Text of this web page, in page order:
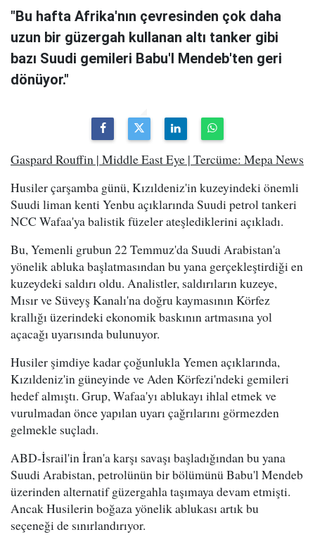
"Bu hafta Afrika'nın çevresinden çok daha
uzun bir güzergah kullanan altı tanker gibi
bazı Suudi gemileri Babu'l Mendeb'ten geri
dönüyor."
Gaspard Rouffin | Middle East Eye | Tercüme: Mepa News
Husiler çarşamba günü, Kızıldeniz'in kuzeyindeki önemli
Suudi liman kenti Yenbu açıklarında Suudi petrol tankeri
NCC Wafaa'ya balistik füzeler ateşlediklerini açıkladı.
Bu, Yemenli grubun 22 Temmuz'da Suudi Arabistan'a
yönelik abluka başlatmasından bu yana gerçekleştirdiği en
kuzeydeki saldırı oldu. Analistler, saldırıların kuzeye,
Mısır ve Süveyş Kanalı'na doğru kaymasının Körfez
krallığı üzerindeki ekonomik baskının artmasına yol
açacağı uyarısında bulunuyor.
Husiler şimdiye kadar çoğunlukla Yemen açıklarında,
Kızıldeniz'in güneyinde ve Aden Körfezi'ndeki gemileri
hedef almıştı. Grup, Wafaa'yı ablukayı ihlal etmek ve
vurulmadan önce yapılan uyarı çağrılarını görmezden
gelmekle suçladı.
ABD-İsrail'in İran'a karşı savaşı başladığından bu yana
Suudi Arabistan, petrolünün bir bölümünü Babu'l Mendeb
üzerinden alternatif güzergahla taşımaya devam etmişti.
Ancak Husilerin boğaza yönelik ablukası artık bu
seçeneği de sınırlandırıyor.